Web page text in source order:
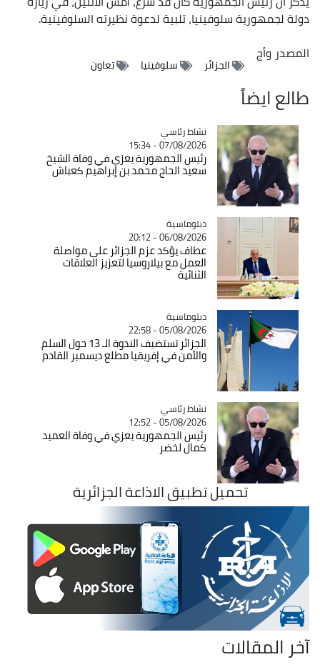
دولة لجمهورية سلوفينيا، تلبية لدعوة نظيرته السلوفينية.
المصدروأج
الجزائر سلوفينيا تعاون
طالع ايضاً
Catégorie
نشاط رئاسي
07/08/2026 - 15:34
رئيس الجمهورية يعزي في وفاة الشيخ
سعيد الحاج محمد بن إبراهيم كعباش
Catégorie
دبلوماسية
06/08/2026 - 20:12
عطاف يؤكد عزم الجزائر على مواصلة
العمل مع بيلاروسيا لتعزيز العلاقات
الثنائية
Catégorie
دبلوماسية
05/08/2026 - 22:58
الجزائر تستضيف الندوة الـ 13 حول السلم
والأمن في إفريقيا مطلع ديسمبر القادم
Catégorie
نشاط رئاسي
05/08/2026 - 12:52
رئيس الجمهورية يعزي في وفاة العميد
كمال لخضر
تحميل تطبيق الاذاعة الجزائرية
آخر المقالات